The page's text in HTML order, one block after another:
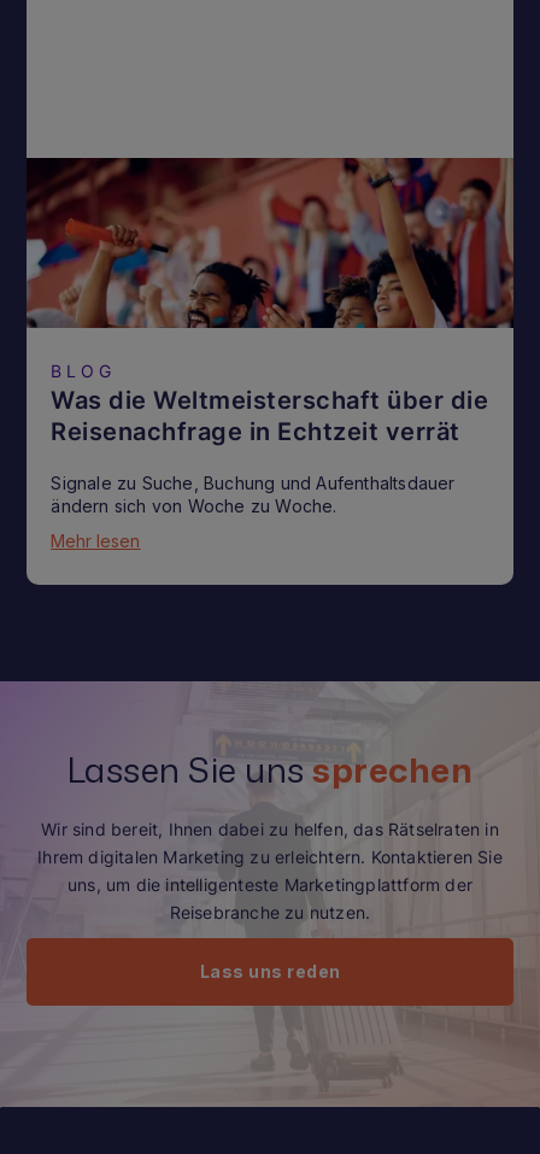
BLOG
Was die Weltmeisterschaft über die
Reisenachfrage in Echtzeit verrät
Signale zu Suche, Buchung und Aufenthaltsdauer
ändern sich von Woche zu Woche.
Mehr lesen
Lassen Sie unssprechen
Wir sind bereit, Ihnen dabei zu helfen, das Rätselraten in
Ihrem digitalen Marketing zu erleichtern. Kontaktieren Sie
uns, um die intelligenteste Marketingplattform der
Reisebranche zu nutzen.
Lass uns reden